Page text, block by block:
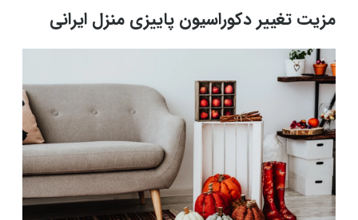
مزیت تغییر دکوراسیون پاییزی منزل ایرانی